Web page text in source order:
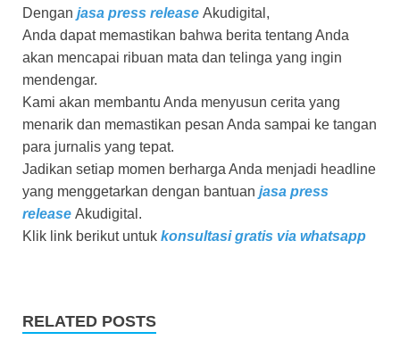
Dengan jasa press release Akudigital,
Anda dapat memastikan bahwa berita tentang Anda
akan mencapai ribuan mata dan telinga yang ingin
mendengar.
Kami akan membantu Anda menyusun cerita yang
menarik dan memastikan pesan Anda sampai ke tangan
para jurnalis yang tepat.
Jadikan setiap momen berharga Anda menjadi headline
yang menggetarkan dengan bantuan jasa press
release Akudigital.
Klik link berikut untuk konsultasi gratis via whatsapp
RELATED POSTS